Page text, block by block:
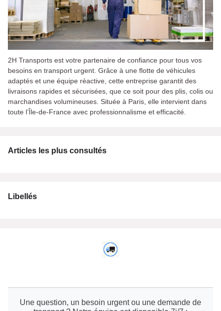
2H Transports est votre partenaire de confiance pour tous vos
besoins en transport urgent. Grâce à une flotte de véhicules
adaptés et une équipe réactive, cette entreprise garantit des
livraisons rapides et sécurisées, que ce soit pour des plis, colis ou
marchandises volumineuses. Située à Paris, elle intervient dans
toute l’Île-de-France avec professionnalisme et efficacité.
Articles les plus consultés
Libellés
Une question, un besoin urgent ou une demande de